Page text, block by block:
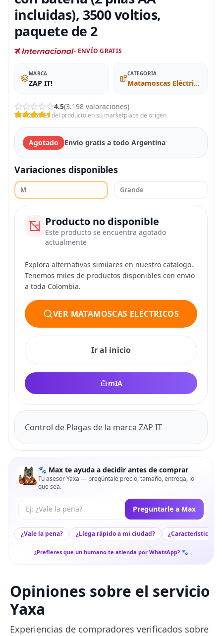
incluidas), 3500 voltios,
paquete de 2
- ENVÍO GRATIS
MARCA
ZAP IT!
CATEGORIA
Matamoscas Eléctricos
4.5(3.198 valoraciones)
Valoraciones del producto en su marketplace de origen
Agotado Envio gratis a todo Argentina
Variaciones disponibles
M Grande
Producto no disponible
Este producto se encuentra agotado
actualmente
Explora alternativas similares en nuestro catalogo.
Tenemos miles de productos disponibles con envio
a toda Colombia.
VER MATAMOSCAS ELÉCTRICOS
Ir al inicio
mIA
Control de Plagas de la marca ZAP IT
🐾 Max te ayuda a decidir antes de comprar
Tu asesor Yaxa — pregúntale precio, tamaño, entrega, lo
que sea.
Tu pregunta a Max Preguntarle a Max
¿Vale la pena? ¿Llega rápido a mi ciudad? ¿Características
¿Prefieres que un humano te atienda por WhatsApp? 🐾
Opiniones sobre el servicio
Yaxa
Experiencias de compradores verificados sobre